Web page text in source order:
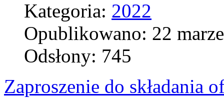
Kategoria: 2022
Opublikowano: 22
Odsłony: 745
Zaproszenie do składania